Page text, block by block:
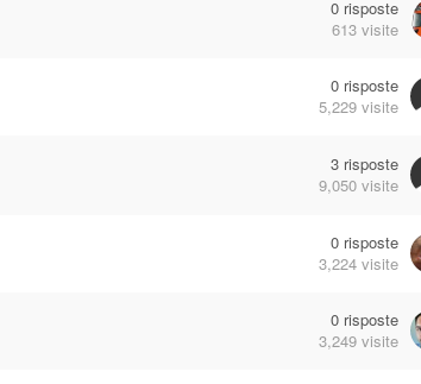
0 risposte
613 visite
0 risposte
5,229 visite
3 risposte
9,050 visite
0 risposte
3,224 visite
0 risposte
3,249 visite